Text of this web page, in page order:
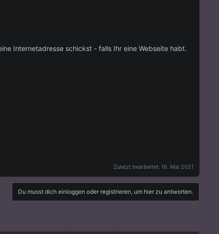
Internetadresse schickst - falls Ihr eine Webseite habt.
Zuletzt bearbeitet: 16. Mai 2021
Du musst dich einloggen oder registrieren, um hier zu antworten.